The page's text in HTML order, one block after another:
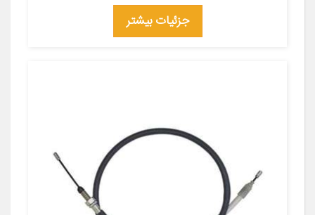
جزئیات بیشتر